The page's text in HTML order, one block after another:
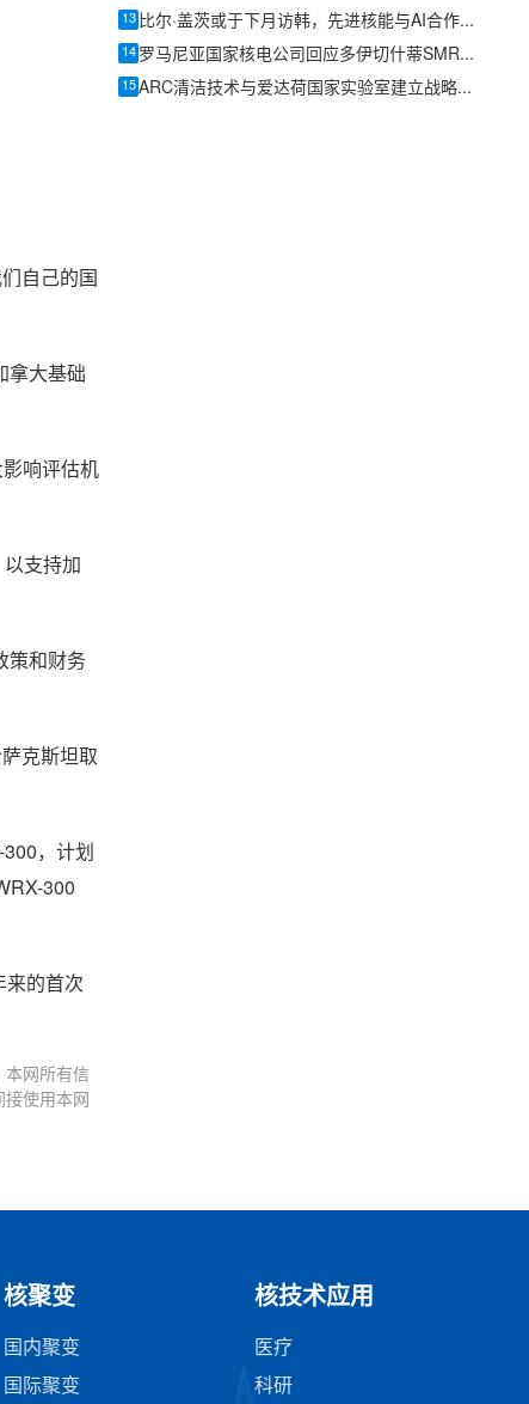
自己的国
拿大基础
响评估机
支持加
策和财务
克斯坦取
，计划
300
来的首次
本网所有信
使用本网
13 比尔·盖茨或于下月访韩，先进核能与AI合作有望成议题
14 罗马尼亚国家核电公司回应多伊切什蒂SMR项目审查意见
15 ARC清洁技术与爱达荷国家实验室建立战略合作，推进ARC-100首堆部署
核聚变
国内聚变
国际聚变
核技术应用
医疗
科研